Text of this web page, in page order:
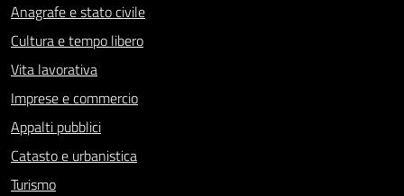
Anagrafe e stato civile
Cultura e tempo libero
Vita lavorativa
Imprese e commercio
Appalti pubblici
Catasto e urbanistica
Turismo